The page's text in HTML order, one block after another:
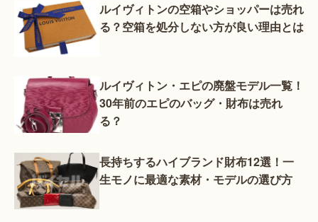
ルイヴィトンの空箱やショッパーは売れ
る？空箱を処分しない方が良い理由とは
ルイヴィトン・エピの廃盤モデル一覧！
30年前のエピのバッグ・財布は売れ
る？
長持ちするハイブランド財布12選！一
生モノに最適な素材・モデルの選び方